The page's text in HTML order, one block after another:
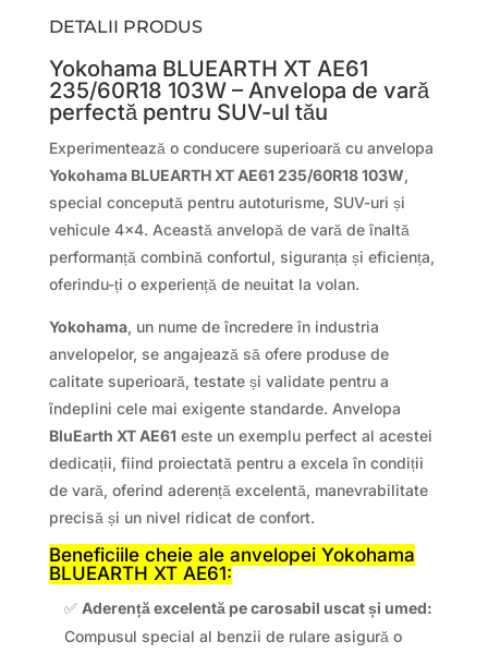
DETALII PRODUS
Yokohama BLUEARTH XT AE61
235/60R18 103W – Anvelopa de vară
perfectă pentru SUV-ul tău
Experimentează o conducere superioară cu anvelopa
Yokohama BLUEARTH XT AE61 235/60R18 103W,
special concepută pentru autoturisme, SUV-uri și
vehicule 4×4. Această anvelopă de vară de înaltă
performanță combină confortul, siguranța și eficiența,
oferindu-ți o experiență de neuitat la volan.
Yokohama, un nume de încredere în industria
anvelopelor, se angajează să ofere produse de
calitate superioară, testate și validate pentru a
îndeplini cele mai exigente standarde. Anvelopa
BluEarth XT AE61 este un exemplu perfect al acestei
dedicații, fiind proiectată pentru a excela în condiții
de vară, oferind aderență excelentă, manevrabilitate
precisă și un nivel ridicat de confort.
Beneficiile cheie ale anvelopei Yokohama
BLUEARTH XT AE61:
✅ Aderență excelentă pe carosabil uscat și umed:
Compusul special al benzii de rulare asigură o